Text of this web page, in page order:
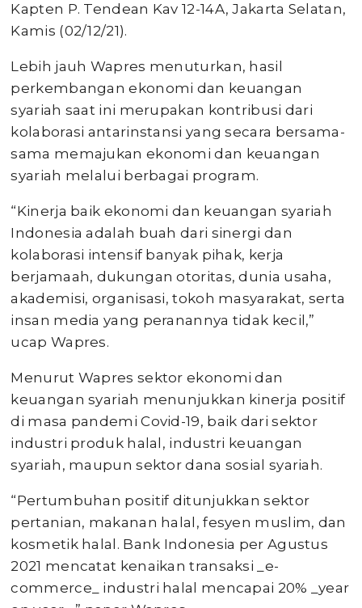
Kapten P. Tendean Kav 12-14A, Jakarta Selatan,
Kamis (02/12/21).
Lebih jauh Wapres menuturkan, hasil
perkembangan ekonomi dan keuangan
syariah saat ini merupakan kontribusi dari
kolaborasi antarinstansi yang secara bersama-
sama memajukan ekonomi dan keuangan
syariah melalui berbagai program.
“Kinerja baik ekonomi dan keuangan syariah
Indonesia adalah buah dari sinergi dan
kolaborasi intensif banyak pihak, kerja
berjamaah, dukungan otoritas, dunia usaha,
akademisi, organisasi, tokoh masyarakat, serta
insan media yang peranannya tidak kecil,”
ucap Wapres.
Menurut Wapres sektor ekonomi dan
keuangan syariah menunjukkan kinerja positif
di masa pandemi Covid-19, baik dari sektor
industri produk halal, industri keuangan
syariah, maupun sektor dana sosial syariah.
“Pertumbuhan positif ditunjukkan sektor
pertanian, makanan halal, fesyen muslim, dan
kosmetik halal. Bank Indonesia per Agustus
2021 mencatat kenaikan transaksi _e-
commerce_ industri halal mencapai 20% _year